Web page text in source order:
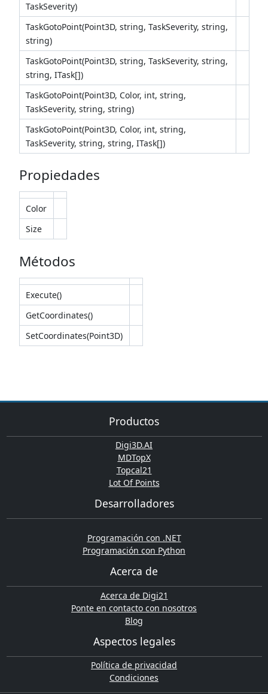
TaskSeverity)
TaskGotoPoint(Point3D, string, TaskSeverity, string,
string)
TaskGotoPoint(Point3D, string, TaskSeverity, string,
string, ITask[])
TaskGotoPoint(Point3D, Color, int, string,
TaskSeverity, string, string)
TaskGotoPoint(Point3D, Color, int, string,
TaskSeverity, string, string, ITask[])
Propiedades
Color
Size
Métodos
Execute()
GetCoordinates()
SetCoordinates(Point3D)
Productos
Digi3D.AI
MDTopX
Topcal21
Lot Of Points
Desarrolladores
Programación con .NET
Programación con Python
Acerca de
Acerca de Digi21
Ponte en contacto con nosotros
Blog
Aspectos legales
Política de privacidad
Condiciones